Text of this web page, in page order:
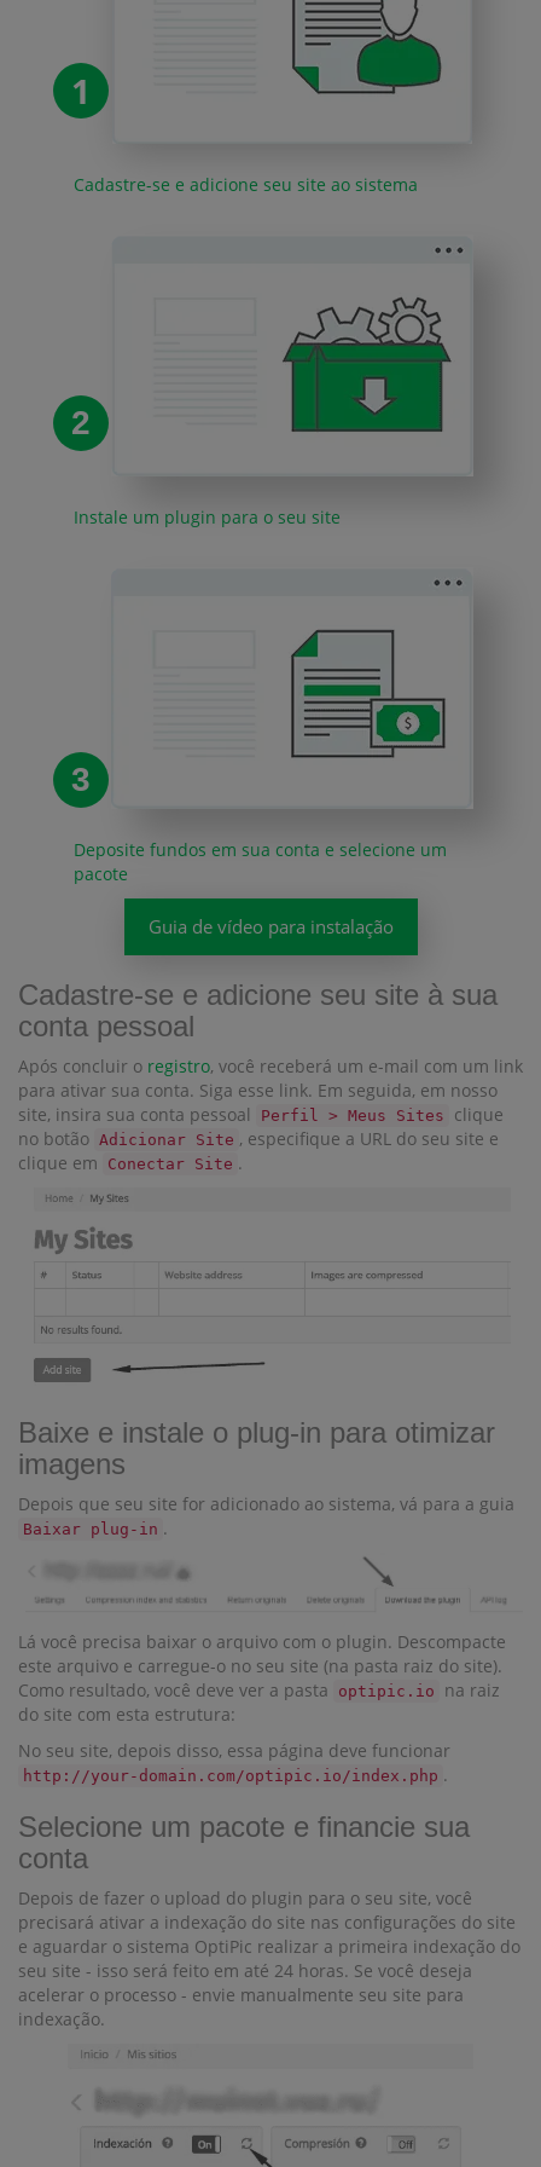
1
Cadastre-se e adicione seu site ao sistema
2
Instale um plugin para o seu site
3
Deposite fundos em sua conta e selecione um
pacote
Guia de vídeo para instalação
Cadastre-se e adicione seu site à sua
conta pessoal
Após concluir o registro, você receberá um e-mail com um link
para ativar sua conta. Siga esse link. Em seguida, em nosso
site, insira sua conta pessoal
Perfil > Meus Sites
clique
no botão Adicionar Site , especifique a URL do seu site e
clique em
Conectar Site .
Baixe e instale o plug-in para otimizar
imagens
Depois que seu site for adicionado ao sistema, vá para a guia
Baixar plug-in .
Lá você precisa baixar o arquivo com o plugin. Descompacte
este arquivo e carregue-o no seu site (na pasta raiz do site).
Como resultado, você deve ver a pasta
optipic.io
na raiz
do site com esta estrutura:
No seu site, depois disso, essa página deve funcionar
http://your-domain.com/optipic.io/index.php .
Selecione um pacote e financie sua
conta
Depois de fazer o upload do plugin para o seu site, você
precisará ativar a indexação do site nas configurações do site
e aguardar o sistema OptiPic realizar a primeira indexação do
seu site - isso será feito em até 24 horas. Se você deseja
acelerar o processo - envie manualmente seu site para
indexação.